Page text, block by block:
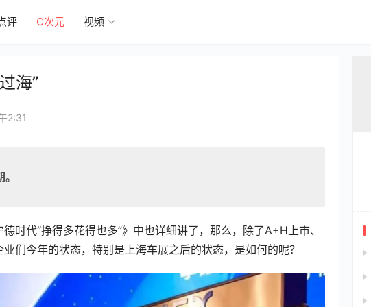
评 C次元 视频
海”
2:31
时代“挣得多花得也多”》中也详细讲了，那么，除了A+H上市、
们今年的状态，特别是上海车展之后的状态，是如何的呢？